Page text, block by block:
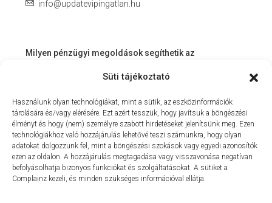
Süti tájékoztató
Használunk olyan technológiákat, mint a sütik, az eszközinformációk
tárolására és/vagy elérésére. Ezt azért tesszük, hogy javítsuk a böngészési
élményt és hogy (nem) személyre szabott hirdetéseket jelenítsünk meg. Ezen
technológiákhoz való hozzájárulás lehetővé teszi számunkra, hogy olyan
adatokat dolgozzunk fel, mint a böngészési szokások vagy egyedi azonosítók
ezen az oldalon. A hozzájárulás megtagadása vagy visszavonása negatívan
befolyásolhatja bizonyos funkciókat és szolgáltatásokat. A sütiket a
Complainz kezeli, és minden szükséges információval ellátja.
info@updatevipingatlan.hu
Milyen pénzügyi megoldások segíthetik az
szolgáltatás a Balaton környékén
MIT KÍNÁLHAT SZÁMUNKRA EGY INGATLANIRODA VEVŐI
ÉS ELADÓI NÉZŐPONTBÓL?
MILYEN KÖLTSÉGEKKEL KELL SZÁMOLNUNK
INGATLANVÁSÁRLÁS SORÁN?